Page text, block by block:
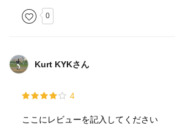
0
Kurt KYKさん
4
ここにレビューを記入してください